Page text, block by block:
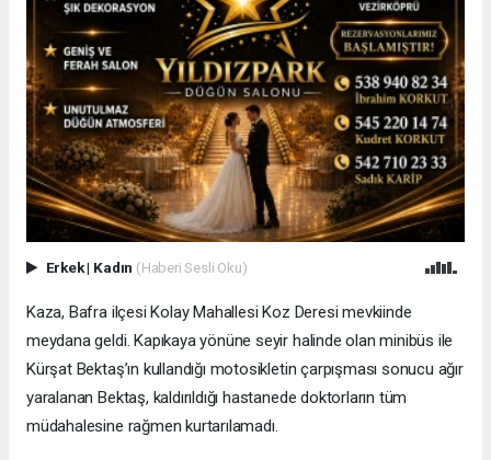
Erkek| Kadın (Haberi Sesli Oku)
Kaza, Bafra ilçesi Kolay Mahallesi Koz Deresi mevkiinde
meydana geldi. Kapıkaya yönüne seyir halinde olan minibüs ile
Kürşat Bektaş’ın kullandığı motosikletin çarpışması sonucu ağır
yaralanan Bektaş, kaldırıldığı hastanede doktorların tüm
müdahalesine rağmen kurtarılamadı.